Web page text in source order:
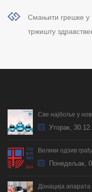
Смањити грешке у
тржишту
Све најбоље у
Уторак,
Велики одзив
Понедељак,
Донација